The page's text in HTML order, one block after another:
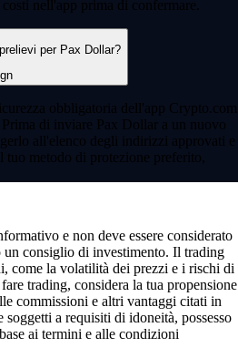
nell'app prima di confermare.
per Pax Dollar?
obbligatoria dell'app Crypto.com
di inviare Pax Dollar a un nuovo
all'elenco degli indirizzi approvati e
metodo di protezione preferito,
e non deve essere considerato
un consiglio di investimento. Il trading
come la volatilità dei prezzi e i rischi di
trading, considera la tua propensione
commissioni e altri vantaggi citati in
soggetti a requisiti di idoneità, possesso
ai termini e alle condizioni